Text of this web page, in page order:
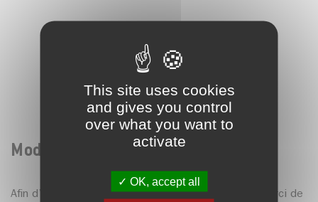
This site uses cookies
and gives you control
over what you want to
activate
OK, accept all
Mode d'emploi
Afin d’assurer un bon fonctionnement du service, merci de